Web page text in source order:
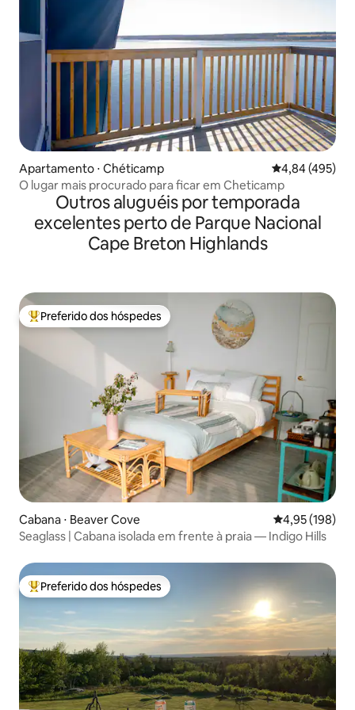
Apartamento ⋅ Chéticamp 4,84 de uma
4,84 (495)
O lugar mais procurado para ficar em Cheticamp
Outros aluguéis por temporada
excelentes perto de Parque Nacional
Cape Breton Highlands
Entre os melhores preferidos dos hóspedes
Preferido dos hóspedes
Cabana ⋅ Beaver Cove 4,95 de uma
4,95 (198)
Seaglass | Cabana isolada em frente à praia — Indigo Hills
Entre os melhores preferidos dos hóspedes
Preferido dos hóspedes